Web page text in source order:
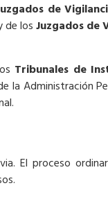
de
de losJuzgados de
Tribunales de
la Administración
El proceso